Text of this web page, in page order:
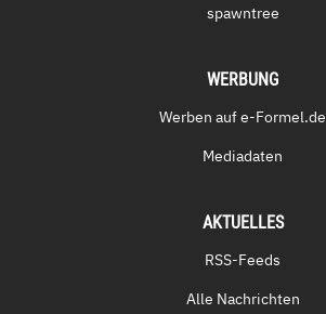
spawntree
WERBUNG
Werben auf e-Formel.de
Mediadaten
AKTUELLES
RSS-Feeds
Alle Nachrichten